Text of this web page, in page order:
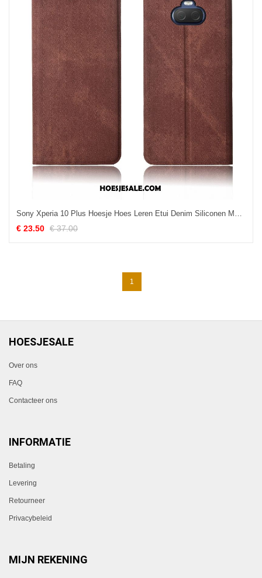
€ 23.50 € 37.00
1
HOESJESALE
Over ons
FAQ
Contacteer ons
INFORMATIE
Betaling
Levering
Retourneer
Privacybeleid
MIJN REKENING